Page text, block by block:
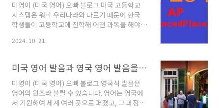
미국 대학진학을 위한 AP와 IB에 대해 알아보겠
습니다.≣ 목차 1. IB (International
Baccalaureate, 국제 바칼로레아) :IB는 1968
로그램을 제공합니다.IB는 학생들이 비판적 사고
며, 특히 고등학생을 위한 IB 디플로마..
미영이 (미국 영어) 오빠 블로그.미국 고등학교
시스템은 워낙 우리나라와 다르기 때문에 한국
학생들이 고등학교에 진학해 어떤 과목을 해야
이 그러한데요 AP과목을 할 수 있는 능력임에도
경우가 있습니다.아니면 대학교에 진학해서 고등
학교 당시 AP를 이수 하지 않은 후회도 할 때도
있습니다.오늘은 미국 고등학교 AP과목에 대해
알아보겠습니다.≣ 목차 1. AP ( Advanced
Placement ) 과목이란:Advanced
2024. 10. 21.
미국 영어 발음과 영국 영어 발음을 들어보고 차이점 알아보기
미영이 (미국 영어) 오빠 블로그.영국식 발음은
영어의 원조라 불릴 수 있습니다. 영어는 영국에
서 기원하여 세계 여러 곳으로 퍼졌고, 그 과정에